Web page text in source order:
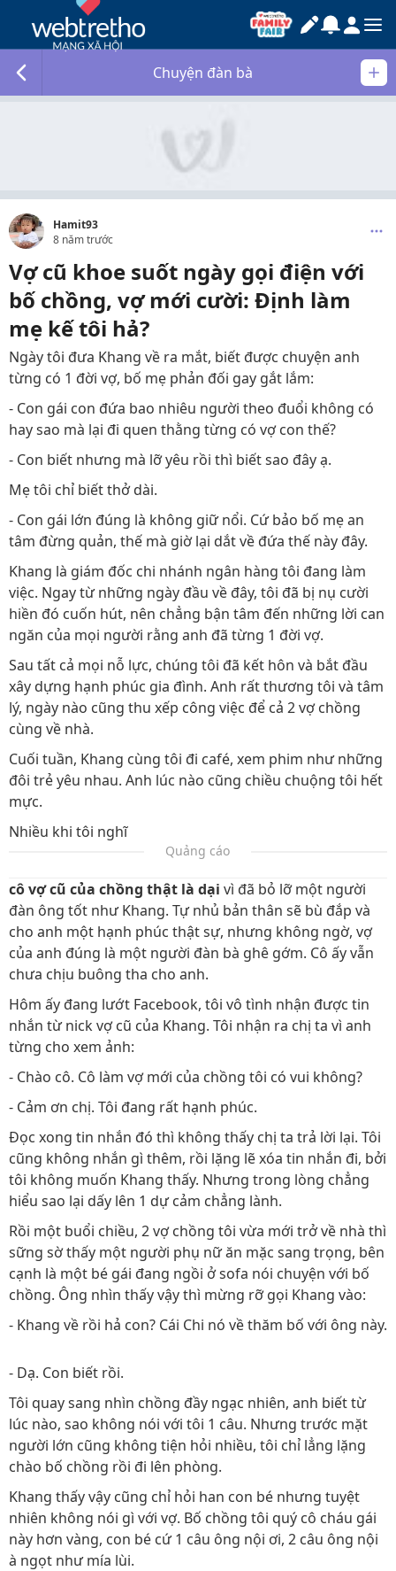
Chuyện đàn bà
Hamit93
8 năm trước
Vợ cũ khoe suốt ngày gọi điện với
bố chồng, vợ mới cười: Định làm
mẹ kế tôi hả?
Ngày tôi đưa Khang về ra mắt, biết được chuyện anh
từng có 1 đời vợ, bố mẹ phản đối gay gắt lắm:
- Con gái con đứa bao nhiêu người theo đuổi không có
hay sao mà lại đi quen thằng từng có vợ con thế?
- Con biết nhưng mà lỡ yêu rồi thì biết sao đây ạ.
Mẹ tôi chỉ biết thở dài.
- Con gái lớn đúng là không giữ nổi. Cứ bảo bố mẹ an
tâm đừng quản, thế mà giờ lại dắt về đứa thế này đây.
Khang là giám đốc chi nhánh ngân hàng tôi đang làm
việc. Ngay từ những ngày đầu về đây, tôi đã bị nụ cười
hiền đó cuốn hút, nên chẳng bận tâm đến những lời can
ngăn của mọi người rằng anh đã từng 1 đời vợ.
Sau tất cả mọi nỗ lực, chúng tôi đã kết hôn và bắt đầu
xây dựng hạnh phúc gia đình. Anh rất thương tôi và tâm
lý, ngày nào cũng thu xếp công việc để cả 2 vợ chồng
cùng về nhà.
Cuối tuần, Khang cùng tôi đi café, xem phim như những
đôi trẻ yêu nhau. Anh lúc nào cũng chiều chuộng tôi hết
mực.
Nhiều khi tôi nghĩ
Quảng cáo
cô vợ cũ của chồng thật là dại vì đã bỏ lỡ một người
đàn ông tốt như Khang. Tự nhủ bản thân sẽ bù đắp và
cho anh một hạnh phúc thật sự, nhưng không ngờ, vợ
của anh đúng là một người đàn bà ghê gớm. Cô ấy vẫn
chưa chịu buông tha cho anh.
Hôm ấy đang lướt Facebook, tôi vô tình nhận được tin
nhắn từ nick vợ cũ của Khang. Tôi nhận ra chị ta vì anh
từng cho xem ảnh:
- Chào cô. Cô làm vợ mới của chồng tôi có vui không?
- Cảm ơn chị. Tôi đang rất hạnh phúc.
Đọc xong tin nhắn đó thì không thấy chị ta trả lời lại. Tôi
cũng không nhắn gì thêm, rồi lặng lẽ xóa tin nhắn đi, bởi
tôi không muốn Khang thấy. Nhưng trong lòng chẳng
hiểu sao lại dấy lên 1 dự cảm chẳng lành.
Rồi một buổi chiều, 2 vợ chồng tôi vừa mới trở về nhà thì
sững sờ thấy một người phụ nữ ăn mặc sang trọng, bên
cạnh là một bé gái đang ngồi ở sofa nói chuyện với bố
chồng. Ông nhìn thấy vậy thì mừng rỡ gọi Khang vào:
- Khang về rồi hả con? Cái Chi nó về thăm bố với ông này.
- Dạ. Con biết rồi.
Tôi quay sang nhìn chồng đầy ngạc nhiên, anh biết từ
lúc nào, sao không nói với tôi 1 câu. Nhưng trước mặt
người lớn cũng không tiện hỏi nhiều, tôi chỉ lẳng lặng
chào bố chồng rồi đi lên phòng.
Khang thấy vậy cũng chỉ hỏi han con bé nhưng tuyệt
nhiên không nói gì với vợ. Bố chồng tôi quý cô cháu gái
này hơn vàng, con bé cứ 1 câu ông nội ơi, 2 câu ông nội
à ngọt như mía lùi.